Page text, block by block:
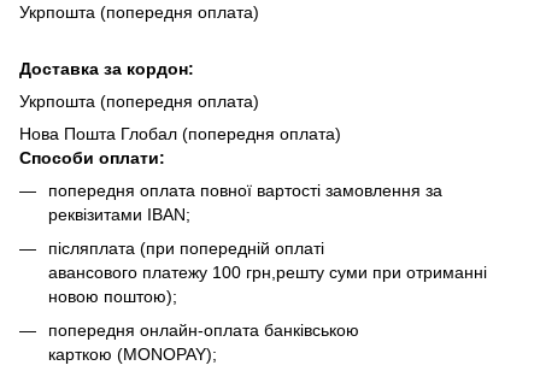
Укрпошта (попередня оплата)
Доставка за кордон:
Укрпошта (попередня оплата)
Нова Пошта Глобал (попередня оплата)
Способи оплати:
попередня оплата повної вартості замовлення за
реквізитами IBAN;
післяплата (при попередній оплаті
авансового платежу 100 грн,решту суми при отриманні
новою поштою);
попередня онлайн-оплата банківською
карткою (MONOPAY);